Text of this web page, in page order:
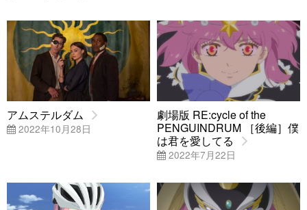
アムステルダム
2022年10月28日
劇場版 RE:cycle of the
PENGUINDRUM ［後編］僕
は君を愛してる
2022年7月22日